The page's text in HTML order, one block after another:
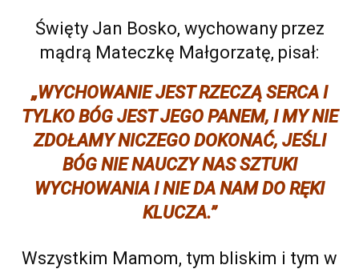
Święty Jan Bosko, wychowany przez
mądrą Mateczkę Małgorzatę, pisał:
„WYCHOWANIE JEST RZECZĄ SERCA I
TYLKO BÓG JEST JEGO PANEM, I MY NIE
ZDOŁAMY NICZEGO DOKONAĆ, JEŚLI
BÓG NIE NAUCZY NAS SZTUKI
WYCHOWANIA I NIE DA NAM DO RĘKI
KLUCZA.”
Wszystkim Mamom, tym bliskim i tym w